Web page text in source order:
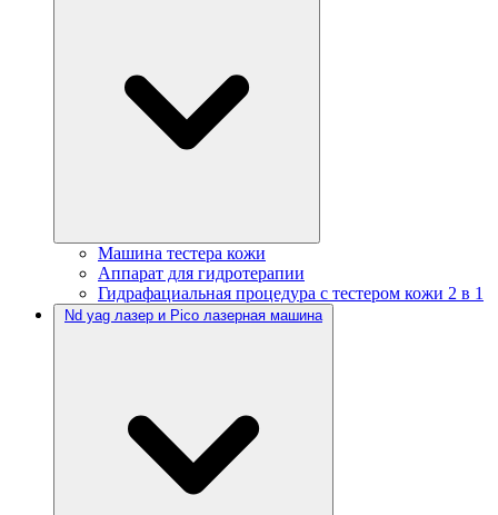
Машина тестера кожи
Аппарат для гидротерапии
Гидрафациальная процедура с тестером кожи 2 в 1
Nd yag лазер и Pico лазерная машина